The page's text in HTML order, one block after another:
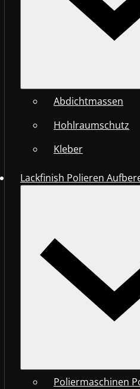
Abdichtmassen
Hohlraumschutz
Kleber
Lackfinish Polieren
Poliermaschinen